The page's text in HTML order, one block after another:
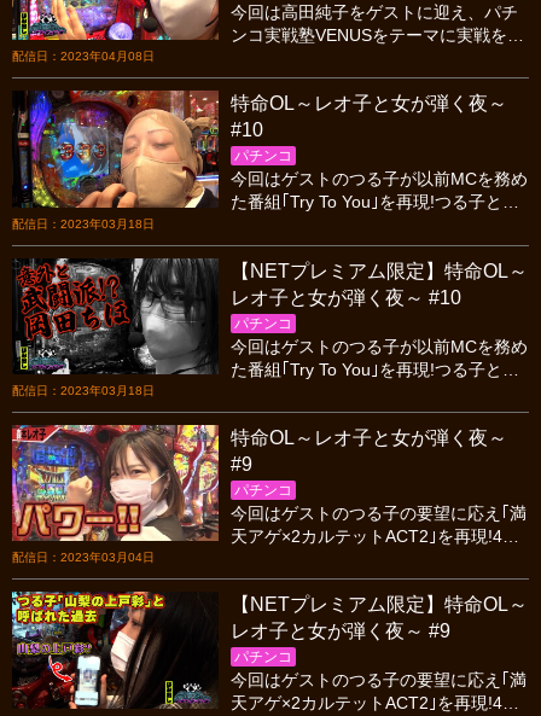
配信日：2023年04月08日
今回は高田純子をゲストに迎え、パチ
ンコ実戦塾VENUSをテーマに実戦を行
カシイ・・・!?
配信日：2023年03月18日
特命OL～レオ子と女が弾く夜～
#10
パチンコ
今回はゲストのつる子が以前MCを務め
た番組｢Try To You｣を再現!つる子と岡
は今までにない全員絶好調という展開
に!?
配信日：2023年03月18日
【NETプレミアム限定】特命OL～
レオ子と女が弾く夜～ #10
パチンコ
今回はゲストのつる子が以前MCを務め
た番組｢Try To You｣を再現!つる子と岡
は今までにない全員絶好調という展開
に!?
配信日：2023年03月04日
特命OL～レオ子と女が弾く夜～
#9
パチンコ
今回はゲストのつる子の要望に応え｢満
天アゲ×2カルテットACT2｣を再現!4人
っ張った者には本家より屈辱的なペナ
ルティが・・・
【NETプレミアム限定】特命OL～
レオ子と女が弾く夜～ #9
パチンコ
今回はゲストのつる子の要望に応え｢満
天アゲ×2カルテットACT2｣を再現!4人